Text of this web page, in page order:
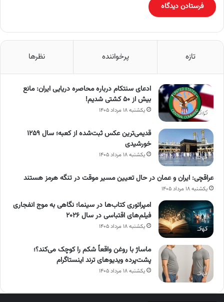
تازه پرخواننده نظرها
ادعای سنتکام درباره محاصره دریایی ایران: مانع
بیش از ۵۰ کشتی شدیم!
یکشنبه ۱۸ مرداد ۱۴۰۵
قدیمی‌ترین عکس ثبت‌شده از کعبه؛ سال ۱۲۵۹
خورشیدی
یکشنبه ۱۸ مرداد ۱۴۰۵
عراقچی: ایران و عمان در حال تعیین مسیر موقت در تنگه هرمز هستند
یکشنبه ۱۸ مرداد ۱۴۰۵
امپراتوری کتاب‌ها در سینما؛ نگاهی به موج انفجاری
فیلم‌های اقتباسی در سال ۲۰۲۶
یکشنبه ۱۸ مرداد ۱۴۰۵
ماساژ با روغن واقعاً شکم را کوچک می‌کند؟؛
پشت‌پرده ویدیوهای ترند اینستاگرام
یکشنبه ۱۸ مرداد ۱۴۰۵